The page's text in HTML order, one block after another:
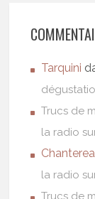
Tarquini
Trucs de
la radio
la radio
Trucs de